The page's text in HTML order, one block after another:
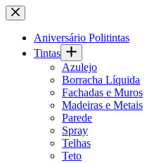
Pular
para
conteúdo
Aniversário Politintas
Tintas
Azulejo
Borracha Líquida
Fachadas e Muros
Madeiras e Metais
Parede
Spray
Telhas
Teto